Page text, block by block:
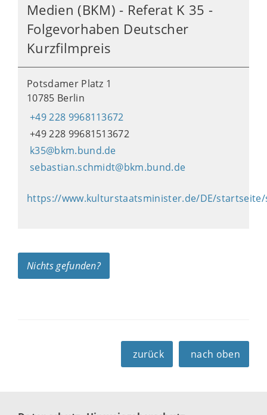
Medien (BKM) - Referat K 35 -
Folgevorhaben Deutscher
Kurzfilmpreis
Potsdamer Platz 1
10785 Berlin
+49 228 9968113672
+49 228 99681513672
k35@bkm.bund.de
sebastian.schmidt@bkm.bund.de
https://www.kulturstaatsminister.de/DE/
Nichts gefunden?
zurück nach oben